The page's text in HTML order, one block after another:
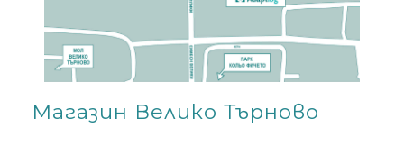
Магазин Велико Търново